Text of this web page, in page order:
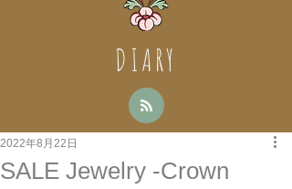
DIARY
SALE Jewelry -Crown
2022年8月22日